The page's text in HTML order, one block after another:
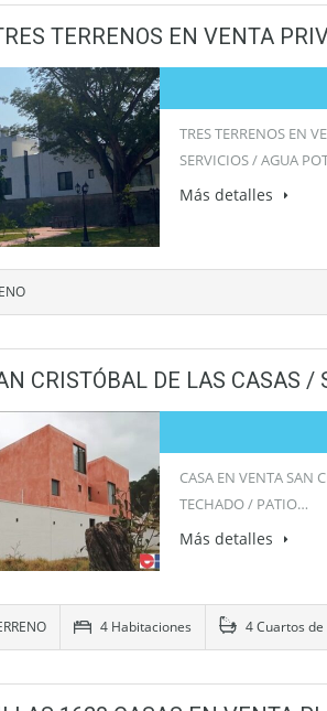
TERRENOS EN VENTA
TRES TERRENOS EN
SERVICIOS / AGUA
Más detalles
CRISTÓBAL DE LAS CASAS
CASA EN VENTA SAN
TECHADO / PATIO…
Más detalles
4 Habitaciones 4 Cuartos